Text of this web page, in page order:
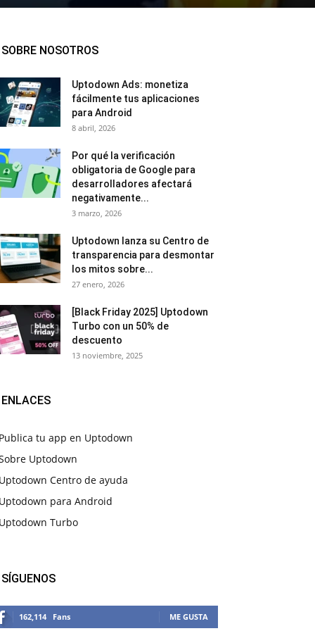
SOBRE NOSOTROS
Uptodown Ads: monetiza
fácilmente tus aplicaciones
para Android
8 abril, 2026
Por qué la verificación
obligatoria de Google para
desarrolladores afectará
negativamente...
3 marzo, 2026
Uptodown lanza su Centro de
transparencia para desmontar
los mitos sobre...
27 enero, 2026
[Black Friday 2025] Uptodown
Turbo con un 50% de
descuento
13 noviembre, 2025
ENLACES
tu app en Uptodown
Uptodown
Centro de ayuda
para Android
Turbo
SÍGUENOS
162,114 Fans ME GUSTA